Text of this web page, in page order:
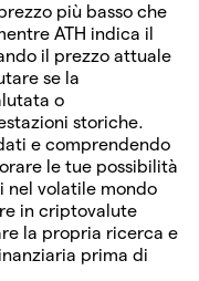
più basso che
ATH indica il
il prezzo attuale
se la
o
storiche.
e comprendendo
le tue possibilità
nel volatile mondo
in criptovalute
la propria ricerca e
prima di